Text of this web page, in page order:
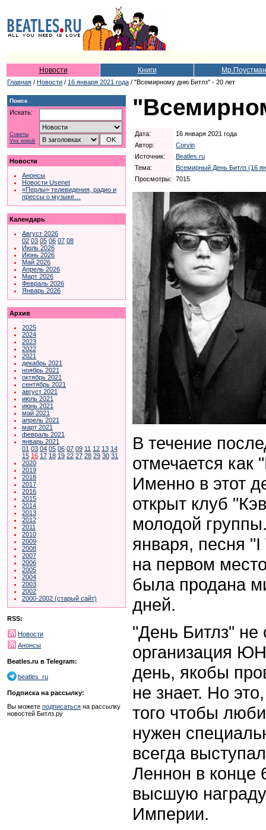
Новости Книги Мр.Поустман
Главная / Новости / 16 января 2021 года / "Всемирному дню Битлз" - 20 лет
Поиск
Искать:
Советы
Vox populi
Новости
Анонсы
Новости Usenet
«Перлы» телевидения, радио и
прессы о музыке…
Календарь
Август 2026
02 03 05 06 07 08
Июль 2026
Июнь 2026
Май 2026
Апрель 2026
Март 2026
Февраль 2026
Январь 2026
Архив
2025
2024
2023
2022
2021
декабрь 2021
ноябрь 2021
октябрь 2021
сентябрь 2021
август 2021
июль 2021
июнь 2021
май 2021
апрель 2021
март 2021
февраль 2021
январь 2021
01 03 04 05 06 07 09 11 12 13 14
15 16 17 18 19 22 27 28 29 30 31
2020
2019
2018
2017
2016
2015
2014
2013
2012
2011
2010
2009
2008
2007
2006
2005
2004
2003
2002
2000-2002 (старый сайт)
RSS:
Новости
Анонсы
Beatles.ru в Telegram:
beatles_ru
Подписка на рассылку:
Вы можете подписаться на рассылку
новостей Битлз.ру
Дата:
16 января 2021 года
Автор:
Corvin
Источник:
Beatles.ru
Тема:
Всемирный День Битлз (16
Просмотры:
7015
В течение
отмечается
Именно в этот
открыт клуб
молодой
января, песня "I
на первом
была продана
дней.
"День Битлз"
организация
день, якобы
не знает. Но
того чтобы
нужен
всегда
Леннон в конце
высшую
Империи.